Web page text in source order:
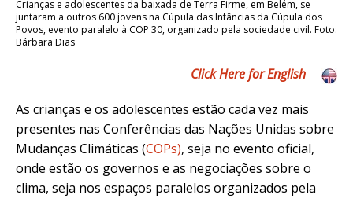
Crianças e adolescentes da baixada de Terra Firme, em Belém, se
juntaram a outros 600 jovens na Cúpula das Infâncias da Cúpula dos
Povos, evento paralelo à COP 30, organizado pela sociedade civil. Foto:
Bárbara Dias
Click Here for English
As crianças e os adolescentes estão cada vez mais
presentes nas Conferências das Nações Unidas sobre
Mudanças Climáticas (COPs), seja no evento oficial,
onde estão os governos e as negociações sobre o
clima, seja nos espaços paralelos organizados pela